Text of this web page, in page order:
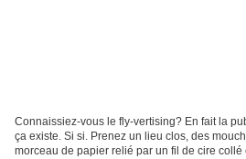
Connaissiez-vous le fly-vertising? En fait la
ça existe. Si si. Prenez un lieu clos, des
morceau de papier relié par un fil de cire collé